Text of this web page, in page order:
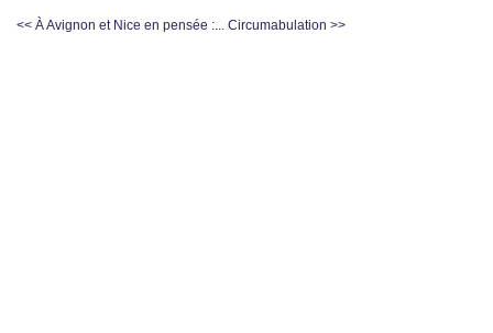
<< À Avignon et Nice en pensée :... Circumabulation >>